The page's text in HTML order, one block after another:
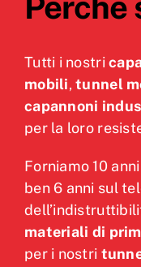
Tutti i nostri
mobili,tunnel
capannoni
per la loro
Forniamo 10
ben 6 anni sul
materiali di
per i nostri